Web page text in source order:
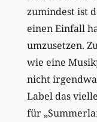
zumindest ist
einen Einfall
umzusetzen.
wie eine
nicht
Label das
für